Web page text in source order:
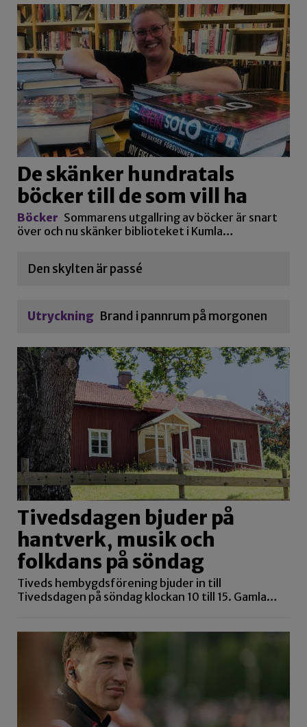
De skänker hundratals
böcker till de som vill ha
Böcker Sommarens utgallring av böcker är snart
över och nu skänker biblioteket i Kumla…
Den skylten är passé
Utryckning Brand i pannrum på morgonen
Tivedsdagen bjuder på
hantverk, musik och
folkdans på söndag
Tiveds hembygdsförening bjuder in till
Tivedsdagen på söndag klockan 10 till 15. Gamla…